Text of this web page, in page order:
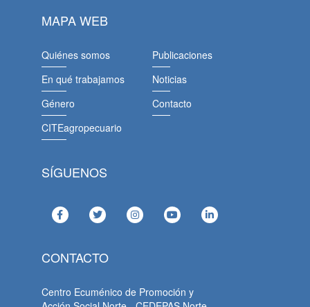
MAPA WEB
Quiénes somos
En qué trabajamos
Género
CITEagropecuario
Publicaciones
Noticias
Contacto
SÍGUENOS
CONTACTO
Centro Ecuménico de Promoción y